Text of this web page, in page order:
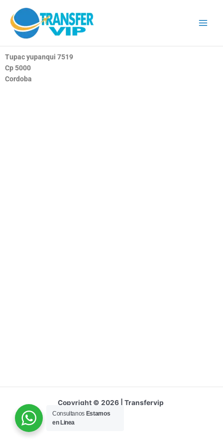
contenido
Tupac yupanqui 7519
Cp 5000
Cordoba
Copyright © 2026 | Transfervip
Consultanos Estamos
en Linea